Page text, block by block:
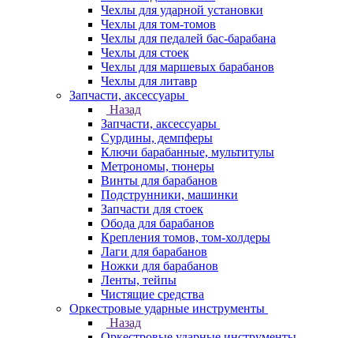
Чехлы для ударной установки
Чехлы для том-томов
Чехлы для педалей бас-барабана
Чехлы для стоек
Чехлы для маршевых барабанов
Чехлы для литавр
Запчасти, аксессуары
Назад
Запчасти, аксессуары
Сурдины, демпферы
Ключи барабанные, мультитулы
Метрономы, тюнеры
Винты для барабанов
Подструнники, машинки
Запчасти для стоек
Обода для барабанов
Крепления томов, том-холдеры
Лаги для барабанов
Ножки для барабанов
Ленты, тейпы
Чистящие средства
Оркестровые ударные инструменты
Назад